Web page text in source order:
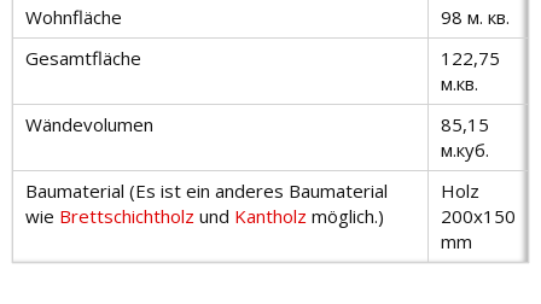
Wohnfläche
98 м. кв.
Gesamtfläche
122,75
м.кв.
Wändevolumen
85,15
м.куб.
Baumaterial (Es ist ein anderes Baumaterial
wie Brettschichtholz und Kantholz möglich.)
Holz
200x150
mm